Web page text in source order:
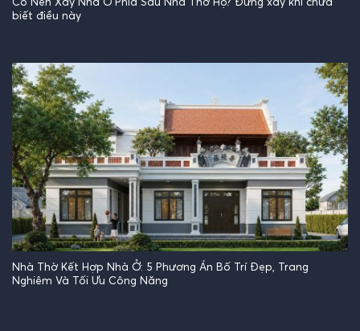
biết điều này
Nhà Thờ Kết Hợp Nhà Ở: 5 Phương Án Bố Trí Đẹp, Trang
Nghiêm Và Tối Ưu Công Năng